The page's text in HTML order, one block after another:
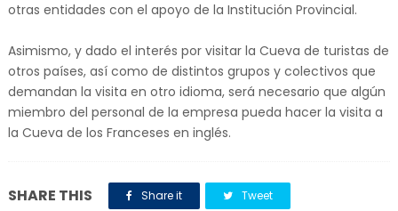
otras entidades con el apoyo de la Institución Provincial.
Asimismo, y dado el interés por visitar la Cueva de turistas de
otros países, así como de distintos grupos y colectivos que
demandan la visita en otro idioma, será necesario que algún
miembro del personal de la empresa pueda hacer la visita a
la Cueva de los Franceses en inglés.
SHARE THIS Share it Tweet